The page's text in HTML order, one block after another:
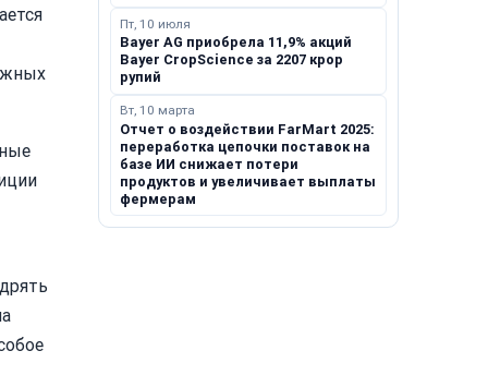
Пт, 10 июля
Bayer AG приобрела 11,9% акций
Bayer CropScience за 2207 крор
рупий
Вт, 10 марта
Отчет о воздействии FarMart 2025:
переработка цепочки поставок на
базе ИИ снижает потери
продуктов и увеличивает выплаты
фермерам